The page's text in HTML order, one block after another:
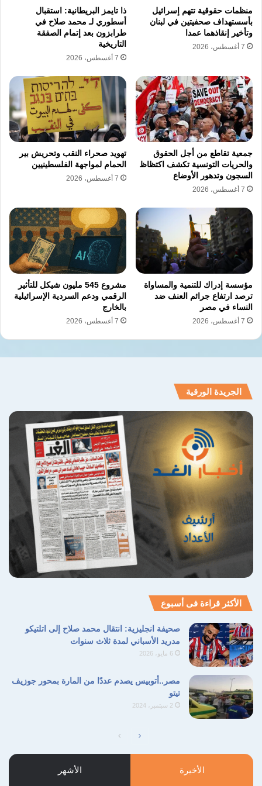
واقع الاقليات بين التهميش والملاحقة
الجنائية
تثبت الحقائق ان ادعاءات المساواة الكاملة هي
مجرد خطاب موجه للاستهلاك الخارجي والرد على
الانتقادات الدولية المتصاعدة والمستمرة. يعيش
المسيحيون الاشوريون والارمن تحت تهديد دائم
يمنعهم من التعبير عن ارائهم بحرية او انتقاد
السلطة الحاكمة في طهران. تظل الاسئلة مفتوحة
حول قدرة هذه الاقليات على الصمود امام القوانين
تظهر الفجوة الواسعة بين ما يروجه كاهن كنيسة
المشرق وبين الواقع الذي يؤكد وجود انتهاكات
صارخة لحقوق الانسان.
اضطهاد المسيحيين الجمهورية الاسلامية الايرانية
الحرية الدينية ايلوش درياوش عزيزيان
منظمات حقوقية تتهم إسرائيل
بأسستهداف صحفيتين في لبنان
وتأخير إنقاذهما عمدا
7 أغسطس، 2026
ذا تايمز البريطانية: استقبال
أسطوري لـ محمد صلاح في
طرابزون بعد إتمام الصفقة
التاريخية
7 أغسطس، 2026
جمعية تقاطع من أجل الحقوق
والحريات التونسية تكشف اكتظاظ
السجون وتدهور الأوضاع
7 أغسطس، 2026
تهويد صحراء النقب وتحريش بير
الحمام لمواجهة الفلسطينيين
7 أغسطس، 2026
مؤسسة إدراك للتنمية والمساواة
ترصد ارتفاع جرائم العنف ضد
النساء في مصر
7 أغسطس، 2026
مشروع 545 مليون شيكل للتأثير
الرقمي ودعم السردية الإسرائيلية
بالخارج
7 أغسطس، 2026
الجريدة الورقية
الأكثر قراءة فى أسبوع
صحيفة انجليزية: انتقال محمد صلاح إلى اتلتيكو
مدريد الأسباني لمدة ثلاث سنوات
6 مايو، 2026
مصر..أتوبيس يصدم عددًا من المارة بمحور جوزيف
تيتو
2 سبتمبر، 2024
الصفحة
السابقة
الصفحة
التالية
الأخيرة الأشهر